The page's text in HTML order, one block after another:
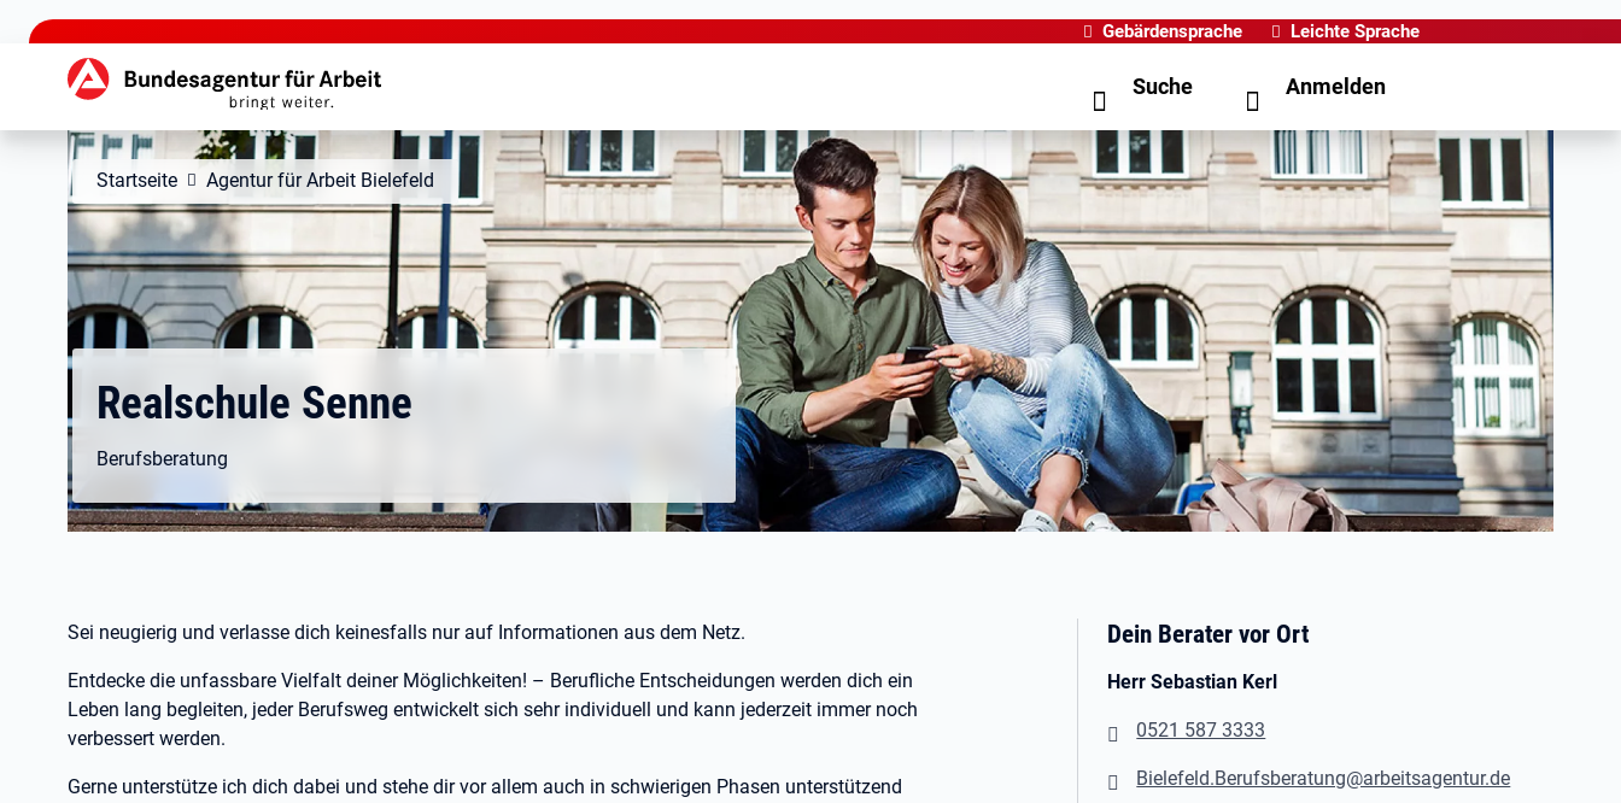
zu den Hauptinhalten springen
Gebärdensprache Leichte Sprache
Hauptnavigation Suche Anmelden
Startseite Agentur für Arbeit Bielefeld
Realschule Senne
Berufsberatung
Sei neugierig und verlasse dich keinesfalls nur auf Informationen aus dem Netz.
Entdecke die unfassbare Vielfalt deiner Möglichkeiten! – Berufliche Entscheidungen werden dich ein
Leben lang begleiten, jeder Berufsweg entwickelt sich sehr individuell und kann jederzeit immer noch
verbessert werden.
Gerne unterstütze ich dich dabei und stehe dir vor allem auch in schwierigen Phasen unterstützend
Dein Berater vor Ort
Herr Sebastian Kerl
0521 587 3333
Bielefeld.Berufsberatung@arbeitsagentur.de